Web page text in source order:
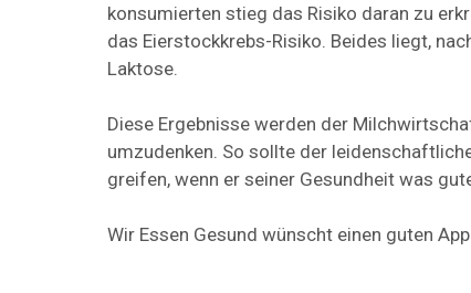
konsumierten stieg das Risiko daran zu
das Eierstockkrebs-Risiko. Beides liegt,
Laktose.
Diese Ergebnisse werden der
umzudenken. So sollte der
greifen, wenn er seiner Gesundheit was
Wir Essen Gesund wünscht einen guten